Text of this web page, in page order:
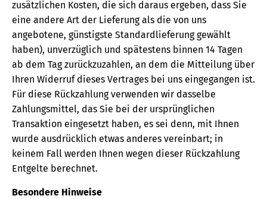
zusätzlichen Kosten, die sich daraus ergeben, dass Sie
eine andere Art der Lieferung als die von uns
angebotene, günstigste Standardlieferung gewählt
haben), unverzüglich und spätestens binnen 14 Tagen
ab dem Tag zurückzuzahlen, an dem die Mitteilung über
Ihren Widerruf dieses Vertrages bei uns eingegangen ist.
Für diese Rückzahlung verwenden wir dasselbe
Zahlungsmittel, das Sie bei der ursprünglichen
Transaktion eingesetzt haben, es sei denn, mit Ihnen
wurde ausdrücklich etwas anderes vereinbart; in
keinem Fall werden Ihnen wegen dieser Rückzahlung
Entgelte berechnet.
Besondere Hinweise